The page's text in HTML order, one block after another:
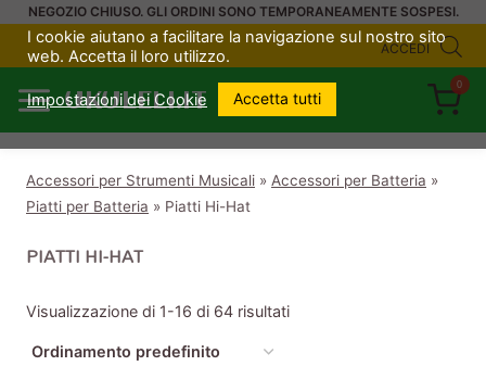
SaltaNEGOZIO CHIUSO. GLI ORDINI SONO TEMPORANEAMENTE SOSPESI.
ACCEDI
UKULELI.IT
0
Accessori per Strumenti Musicali » Accessori per Batteria »
Piatti per Batteria » Piatti Hi-Hat
PIATTI HI-HAT
Visualizzazione di 1-16 di 64 risultati
I cookie aiutano a facilitare la navigazione sul nostro sito
web. Accetta il loro utilizzo.
Impostazioni dei Cookie Accetta tutti